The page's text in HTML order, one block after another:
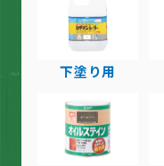
下塗り用